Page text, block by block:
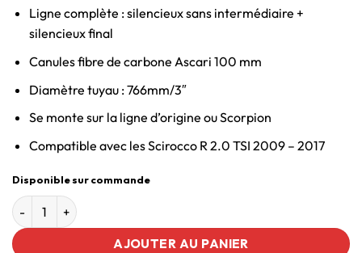
Ligne complète : silencieux sans intermédiaire +
silencieux final
Canules fibre de carbone Ascari 100 mm
Diamètre tuyau : 766mm/3″
Se monte sur la ligne d’origine ou Scorpion
Compatible avec les Scirocco R 2.0 TSI 2009 – 2017
Disponible sur commande
AJOUTER AU PANIER